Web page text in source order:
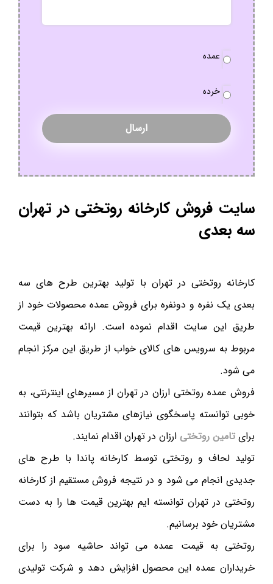
سفارش
عمده
خرده
سایت فروش کارخانه روتختی در تهران
سه بعدی
کارخانه روتختی در تهران با تولید بهترین طرح های سه
بعدی یک نفره و دونفره برای فروش عمده محصولات خود از
طریق این سایت اقدام نموده است. ارائه بهترین قیمت
مربوط به سرویس های کالای خواب از طریق این مرکز انجام
می شود.
فروش عمده روتختی ارزان در تهران از مسیرهای اینترنتی، به
خوبی توانسته پاسخگوی نیازهای مشتریان باشد که بتوانند
برای تامین روتختی ارزان در تهران اقدام نمایند.
تولید لحاف و روتختی توسط کارخانه پاندا با طرح های
جدیدی انجام می شود و در نتیجه فروش مستقیم از کارخانه
روتختی در تهران توانسته ایم بهترین قیمت ها را به دست
مشتریان خود برسانیم.
روتختی به قیمت عمده می تواند حاشیه سود را برای
خریداران عمده این محصول افزایش دهد و شرکت تولیدی